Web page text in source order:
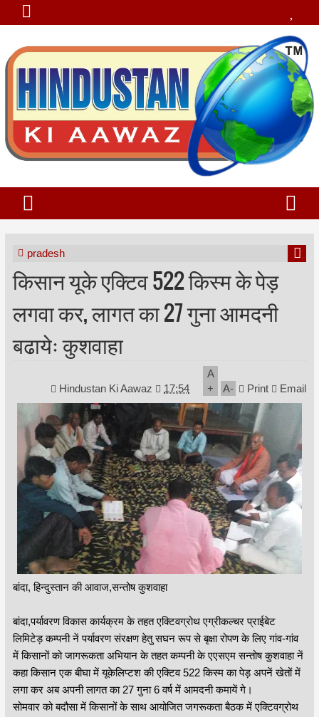
pradesh
किसान यूके एक्टिव 522 किस्म के पेड़
लगवा कर, लागत का 27 गुना आमदनी
बढायेः कुशवाहा
Hindustan Ki Aawaz 17:54
A
+
A- Print Email
बांदा, हिन्दुस्तान की आवाज,सन्तोष कुशवाहा
बांदा,पर्यावरण विकास कार्यक्रम के तहत एक्टिवग्रोथ एग्रीकल्चर प्राईबेट
लिमिटेड़ कम्पनी नें पर्यावरण संरक्षण हेतु सघन रूप से बृक्षा रोपण के लिए गांव-गांव
में किसानों को जागरूकता अभियान के तहत कम्पनी के एएसएम सन्तोष कुशवाहा नें
कहा किसान एक बीघा में यूकेलिप्टश की एक्टिव 522 किस्म का पेड़ अपनें खेतों में
लगा कर अब अपनी लागत का 27 गुना 6 वर्ष में आमदनी कमायें गे।
सोमवार को बदौसा में किसानों के साथ आयोजित जगरूकता बैठक में एक्टिवग्रोथ